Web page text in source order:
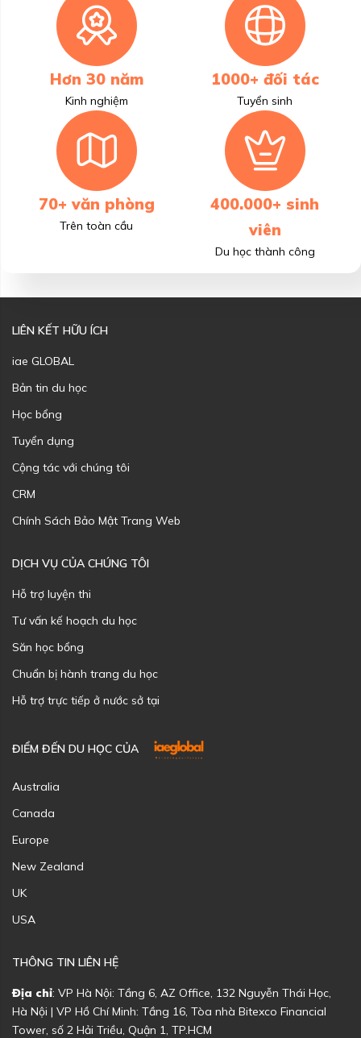
Hơn 30 năm
Kinh nghiệm
1000+ đối tác
Tuyển sinh
70+ văn phòng
Trên toàn cầu
400.000+ sinh
viên
Du học thành công
LIÊN KẾT HỮU ÍCH
iae GLOBAL
Bản tin du học
Học bổng
Tuyển dụng
Cộng tác với chúng tôi
CRM
Chính Sách Bảo Mật Trang Web
DỊCH VỤ CỦA CHÚNG TÔI
Hỗ trợ luyện thi
Tư vấn kế hoạch du học
Săn học bổng
Chuẩn bị hành trang du học
Hỗ trợ trực tiếp ở nước sở tại
ĐIỂM ĐẾN DU HỌC CỦA
Australia
Canada
Europe
New Zealand
UK
USA
THÔNG TIN LIÊN HỆ
Địa chỉ: VP Hà Nội: Tầng 6, AZ Office, 132 Nguyễn Thái Học,
Hà Nội | VP Hồ Chí Minh: Tầng 16, Tòa nhà Bitexco Financial
Tower, số 2 Hải Triều, Quận 1, TP.HCM